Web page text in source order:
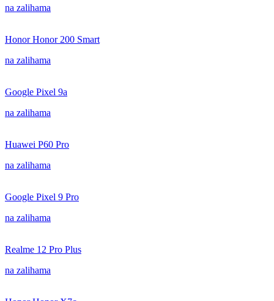
na zalihama
Honor Honor 200 Smart
na zalihama
Google Pixel 9a
na zalihama
Huawei P60 Pro
na zalihama
Google Pixel 9 Pro
na zalihama
Realme 12 Pro Plus
na zalihama